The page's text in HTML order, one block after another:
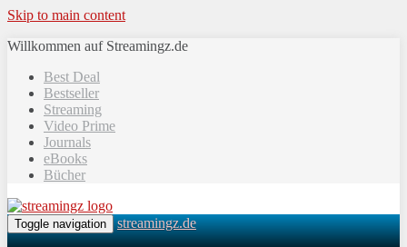
Skip to main content
Willkommen auf Streamingz.de
Best Deal
Bestseller
Streaming
Video Prime
Journals
eBooks
Bücher
Toggle navigation streamingz.de